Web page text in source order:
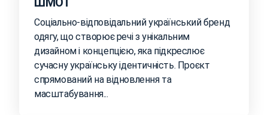
Соціально-відповідальний український бренд
одягу, що створює речі з унікальним
дизайном і концепцією, яка підкреслює
сучасну українську ідентичність. Проєкт
спрямований на відновлення та
масштабування...